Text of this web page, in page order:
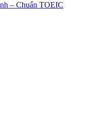
– Chuẩn TOEIC